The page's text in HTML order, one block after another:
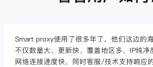
作为入行不久的小白，上手使用
定的难度，这边的客服人员/技术支持
心，并且非常专业，很快就上手了，